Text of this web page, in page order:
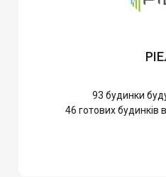
93 будинки
46 готових будинків